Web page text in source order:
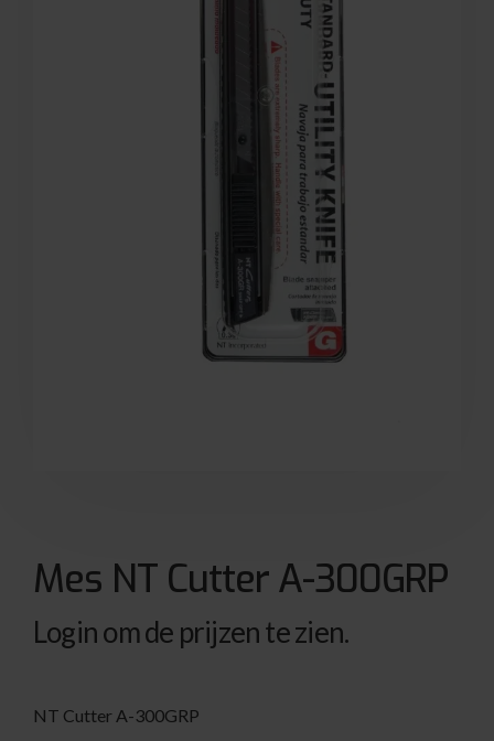
Mes NT Cutter A-300GRP
Login om de prijzen te zien.
NT Cutter A-300GRP